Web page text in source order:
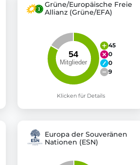
Grüne/Europäische Freie
Allianz (Grüne/EFA)
45
0
0
9
Klicken für Details
Europa der Souveränen
Nationen (ESN)